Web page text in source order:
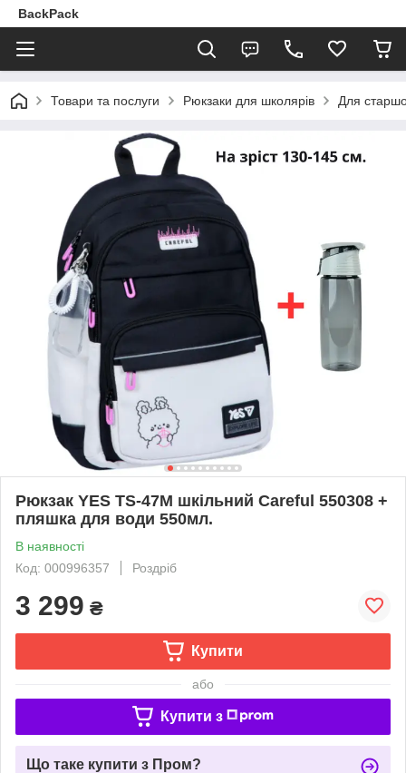
BackPack
Товари та послуги Рюкзаки для школярів Для
Рюкзак YES TS-47M шкільний Careful 550308 +
пляшка для води 550мл.
В наявності
Код: 000996357
Роздріб
3 299 ₴
Купити
або
Купити з
Що таке купити з Пром?